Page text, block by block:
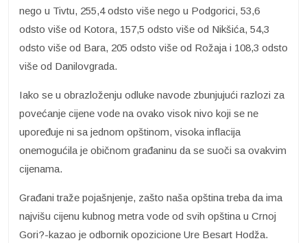
nego u Tivtu, 255,4 odsto više nego u Podgorici, 53,6
odsto više od Kotora, 157,5 odsto više od Nikšića, 54,3
odsto više od Bara, 205 odsto više od Rožaja i 108,3 odsto
više od Danilovgrada.
Iako se u obrazloženju odluke navode zbunjujući razlozi za
povećanje cijene vode na ovako visok nivo koji se ne
upoređuje ni sa jednom opštinom, visoka inflacija
onemogućila je običnom građaninu da se suoči sa ovakvim
cijenama.
Građani traže pojašnjenje, zašto naša opština treba da ima
najvišu cijenu kubnog metra vode od svih opština u Crnoj
Gori?-kazao je odbornik opozicione Ure Besart Hodža.